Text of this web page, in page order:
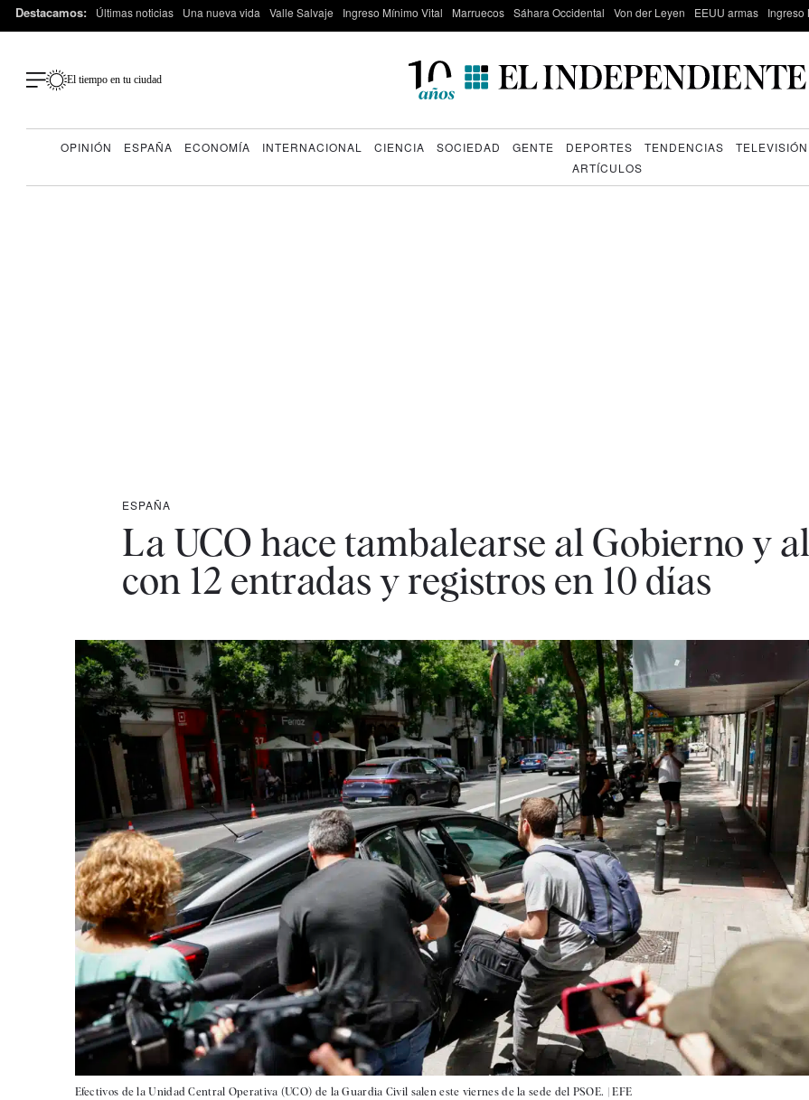
Destacamos: Últimas noticias Una nueva vida Valle Salvaje Ingreso Mínimo Vital Marruecos Sáhara Occidental Von der Leyen EEUU armas Ingreso
El tiempo en tu ciudad
OPINIÓN ESPAÑA ECONOMÍA INTERNACIONAL CIENCIA SOCIEDAD GENTE DEPORTES TENDENCIAS TELEVISIÓN
ARTÍCULOS
ESPAÑA
La UCO hace tambalearse al Gobierno y
con 12 entradas y registros en 10 días
Efectivos de la Unidad Central Operativa (UCO) de la Guardia Civil salen este viernes de la sede del PSOE. |EFE